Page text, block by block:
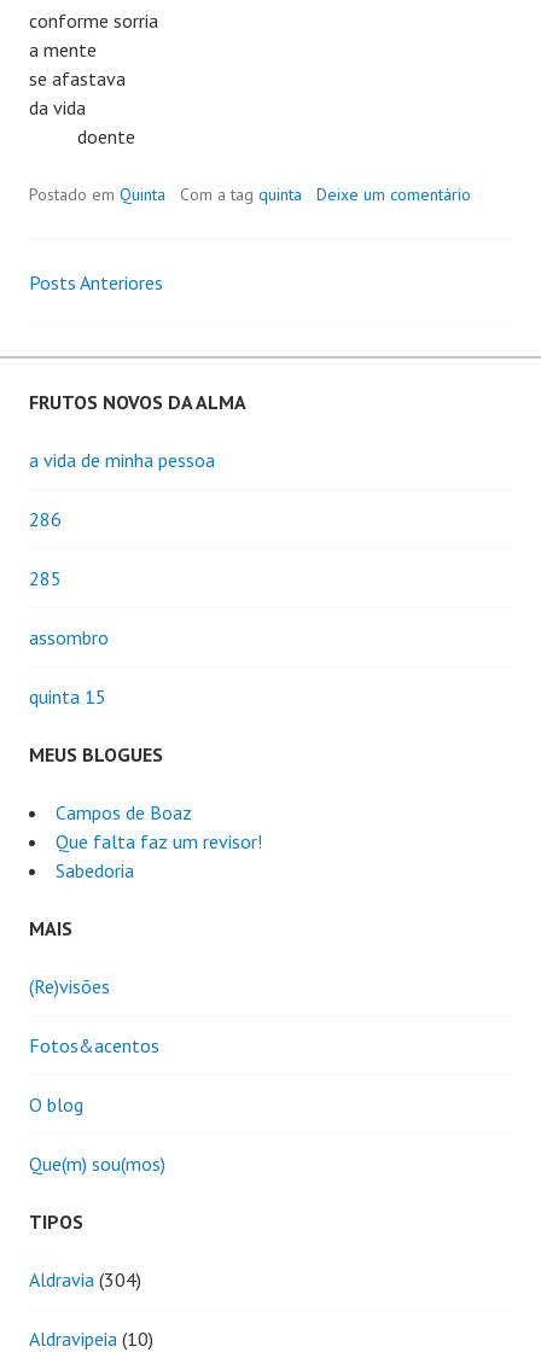
conforme sorria
a mente
se afastava
da vida
doente
Postado em Quinta Com a tag quinta Deixe um comentário
Navegação
de
Posts
Posts Anteriores
FRUTOS NOVOS DA ALMA
a vida de minha pessoa
286
285
assombro
quinta 15
MEUS BLOGUES
Campos de Boaz
Que falta faz um revisor!
Sabedoria
MAIS
(Re)visões
Fotos&acentos
O blog
Que(m) sou(mos)
TIPOS
Aldravia (304)
Aldravipeia (10)